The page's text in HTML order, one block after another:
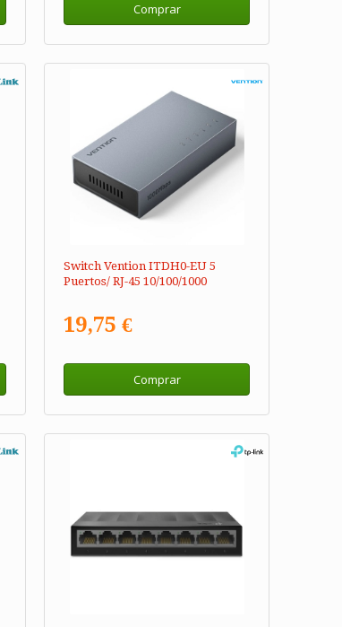
Comprar
Switch Vention ITDH0-EU 5
Puertos/ RJ-45 10/100/1000
19,75 €
Comprar